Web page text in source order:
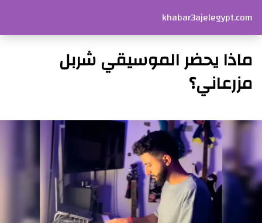
khabar3ajelegypt.com
ماذا يحضر الموسيقي شربل
مزرعاني؟